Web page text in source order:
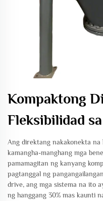
Kompaktong
Fleksibilidad
Ang direktang nakakonekta na
kamangha-manghang mga
pamamagitan ng kanyang
pagtanggal ng
drive, ang mga sistema na ito
ng hanggang 30% mas kaunti